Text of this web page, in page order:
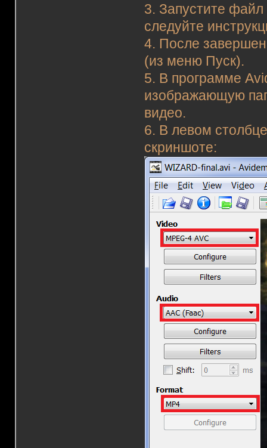
3. Запустите
следуйте
4. После
(из меню Пуск).
5. В программе
изображающую
видео.
6. В левом
скриншоте: